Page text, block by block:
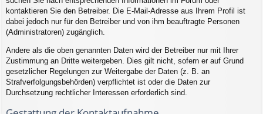
kontaktieren Sie den Betreiber. Die E-Mail-Adresse aus Ihrem Profil ist
dabei jedoch nur für den Betreiber und von ihm beauftragte Personen
(Administratoren) zugänglich.
Andere als die oben genannten Daten wird der Betreiber nur mit Ihrer
Zustimmung an Dritte weitergeben. Dies gilt nicht, sofern er auf Grund
gesetzlicher Regelungen zur Weitergabe der Daten (z. B. an
Strafverfolgungsbehörden) verpflichtet ist oder die Daten zur
Durchsetzung rechtlicher Interessen erforderlich sind.